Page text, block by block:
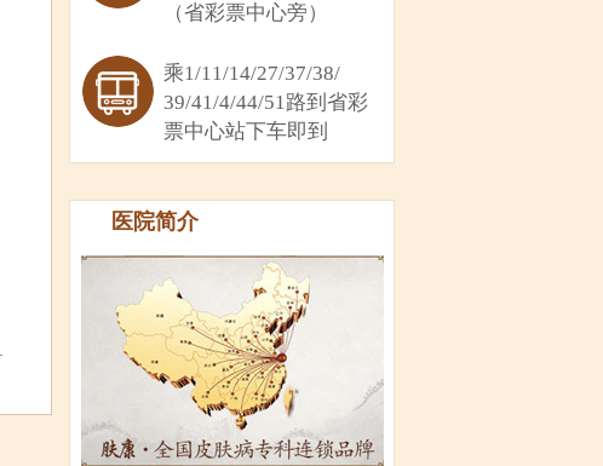
（省彩票中心旁）
乘1/11/14/27/37/38/
39/41/4/44/51路到省彩
票中心站下车即到
医院简介